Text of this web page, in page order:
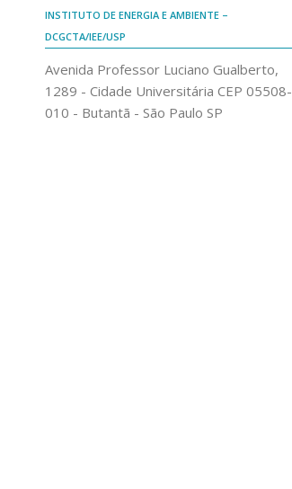
INSTITUTO DE ENERGIA E AMBIENTE –
DCGCTA/IEE/USP
Avenida Professor Luciano Gualberto,
1289 - Cidade Universitária CEP 05508-
010 - Butantã - São Paulo SP